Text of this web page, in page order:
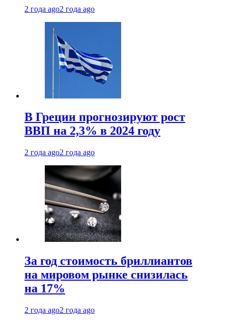
2 года ago2 года ago
В Греции прогнозируют рост
ВВП на 2,3% в 2024 году
2 года ago2 года ago
За год стоимость бриллиантов
на мировом рынке снизилась
на 17%
2 года ago2 года ago